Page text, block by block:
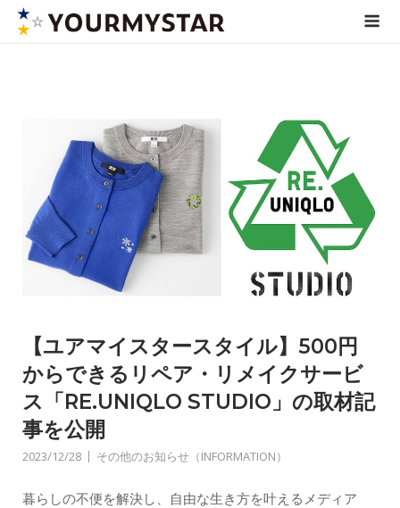
Skip
【ユアマイスタースタイル】500円
からできるリペア・リメイクサービ
ス「RE.UNIQLO STUDIO」の取材記
事を公開
2023/12/28 その他のお知らせ（INFORMATION）
暮らしの不便を解決し、自由な生き方を叶えるメディア